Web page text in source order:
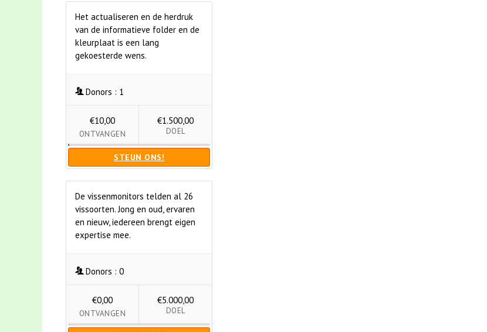
Het actualiseren en de herdruk
van de informatieve folder en de
kleurplaat is een lang
gekoesterde wens.
Donors : 1
€10,00
ONTVANGEN
€1.500,00
DOEL
STEUN ONS!
De vissenmonitors telden al 26
vissoorten. Jong en oud, ervaren
en nieuw, iedereen brengt eigen
expertise mee.
Donors : 0
€0,00
ONTVANGEN
€5.000,00
DOEL